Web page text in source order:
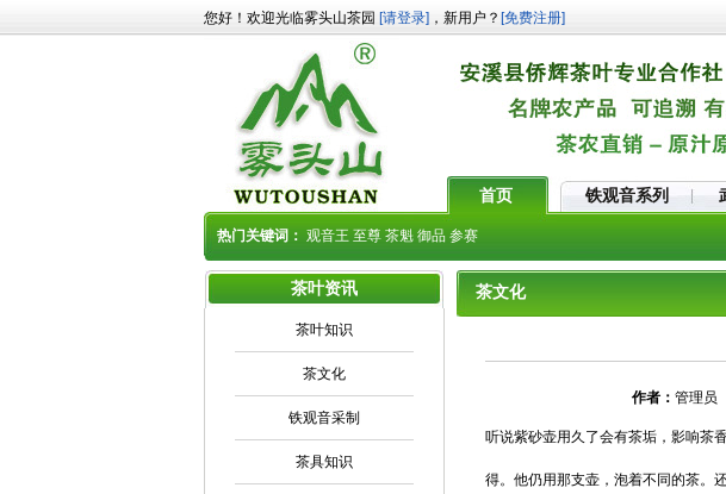
您好！欢迎光临雾头山茶园 [请登录] ，新用户？ [免费注册]
首页 铁观音系列
热门关键词： 观音王 至尊 茶魁 御品 参赛
茶叶资讯
茶叶知识
茶文化
铁观音采制
茶具知识
茶文化
作者： 管理员
听说紫砂壶用久了会有茶垢，影响茶
得。他仍用那支壶，泡着不同的茶。